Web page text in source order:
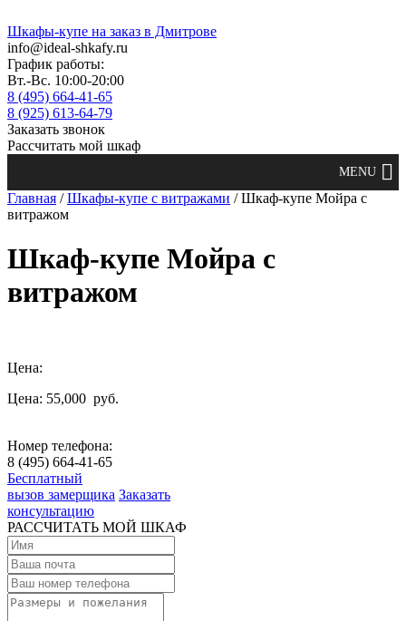
Шкафы-купе на заказ в Дмитрове
info@ideal-shkafy.ru
График работы:
Вт.-Вс. 10:00-20:00
8 (495) 664-41-65
8 (925) 613-64-79
Заказать звонок
Рассчитать мой шкаф
Главная /Шкафы-купе с витражами / Шкаф-купе Мойра с
витражом
Шкаф-купе Мойра с
витражом
Цена:
Цена: 55,000 руб.
Номер телефона:
8 (495) 664-41-65
Бесплатный
вызов замерщика Заказать
консультацию
РАССЧИТАТЬ МОЙ ШКАФ